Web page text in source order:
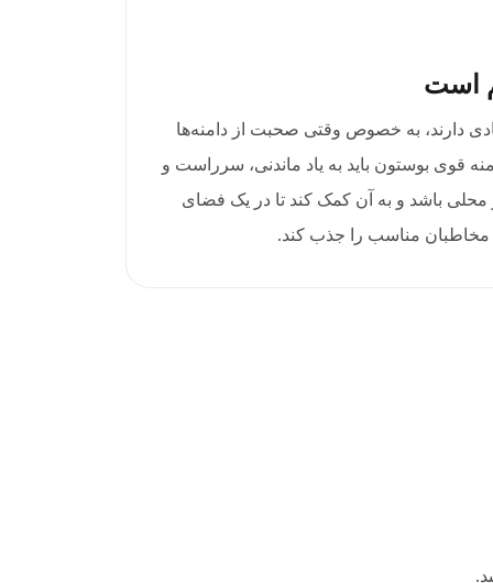
است
دارند، به خصوص وقتی صحبت از دامنه‌ها
قوی بوستون باید به یاد ماندنی، سرراست و
باشد و به آن کمک کند تا در یک فضای
مخاطبان مناسب را جذب کند.